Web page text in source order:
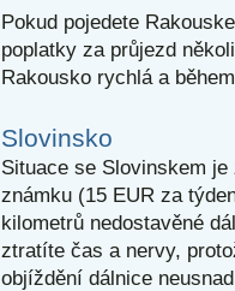
Pokud pojedete
poplatky za průjezd
Rakousko rychlá a
Slovinsko
Situace se Slovinskem
známku (15 EUR za
kilometrů nedostavěné
ztratíte čas a nervy,
objíždění dálnice